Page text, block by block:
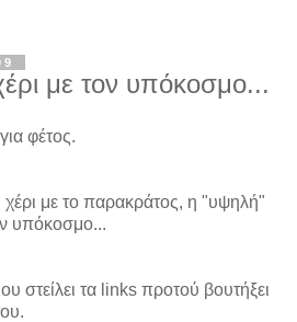
με τον υπόκοσμο...
φέτος.
χέρι με το παρακράτος, η "υψηλή"
υπόκοσμο...
στείλει τα links προτού βουτήξει